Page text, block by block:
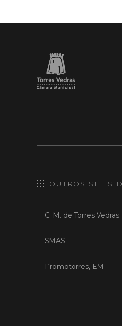
OUTROS SITES
C. M. de Torres Vedras
SMAS
Promotorres, EM